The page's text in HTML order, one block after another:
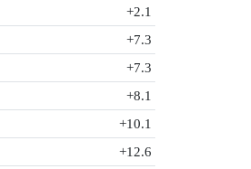
+2.1
+7.3
+7.3
+8.1
+10.1
+12.6